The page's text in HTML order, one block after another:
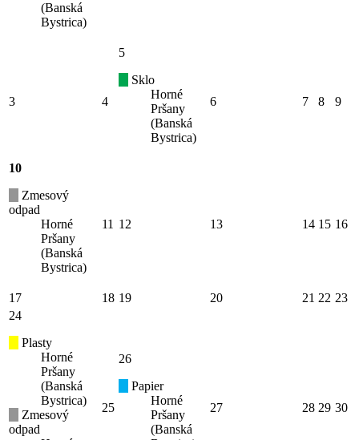
(Banská
Bystrica)
3 4
5
Sklo
Horné
Pršany
(Banská
Bystrica)
6 7 8 9
10
Zmesový
odpad
Horné
Pršany
(Banská
Bystrica)
11 12 13 14 15 16
17 18 19 20 21 22 23
24
Plasty
Horné
Pršany
(Banská
Bystrica)
Zmesový
odpad
25
26
Papier
Horné
Pršany
(Banská
27 28 29 30